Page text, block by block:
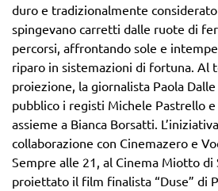
duro e tradizionalmente considerato
spingevano carretti dalle ruote di
percorsi, affrontando sole e
riparo in sistemazioni di fortuna. Al
proiezione, la giornalista Paola
pubblico i registi Michele Pastrello e
assieme a Bianca Borsatti.
collaborazione con Cinemazero e
Sempre alle 21, al Cinema Miotto di
proiettato il film finalista “Duse” di